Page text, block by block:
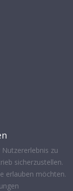
zu
sicherzustellen.
erlauben möchten.